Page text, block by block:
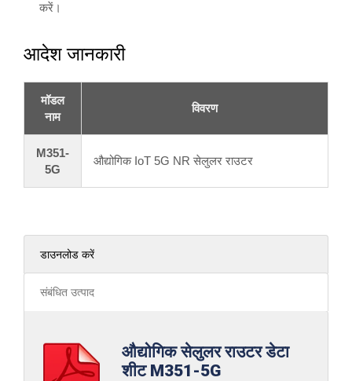
करें।
आदेश जानकारी
मॉडल
नाम
विवरण
M351-
5G
औद्योगिक IoT 5G NR सेलुलर राउटर
डाउनलोड करें
संबंधित उत्पाद
औद्योगिक सेलुलर राउटर डेटा
शीट M351-5G